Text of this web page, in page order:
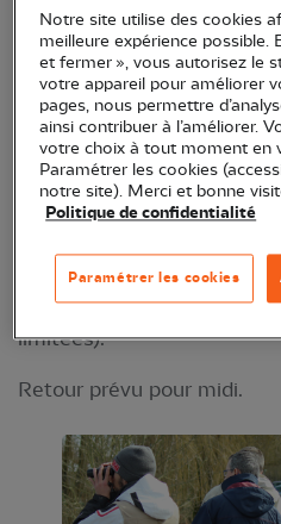
rossignol philomèle...
autour du village de Saligny
Animé par Vincent
Yonne)
RDV à 8 h 30 place Jean
covoiturage) ou à 9 h
Inscription au 03 86 87 17
gl.nord-yonne@lpo.fr
limitées).
Retour prévu pour midi.
Notre site utilise des cookies
meilleure expérience possible.
et fermer », vous autorisez le
votre appareil pour améliorer
pages, nous permettre
ainsi contribuer à l’améliorer.
votre choix à tout moment en
Paramétrer les cookies
notre site). Merci et bonne
Politique de confidentialité
Paramétrer les cookies